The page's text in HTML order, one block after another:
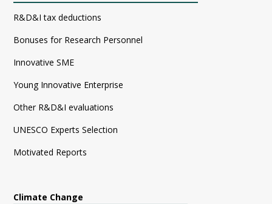
R&D&I tax deductions
Bonuses for Research Personnel
Innovative SME
Young Innovative Enterprise
Other R&D&I evaluations
UNESCO Experts Selection
Motivated Reports
Climate Change